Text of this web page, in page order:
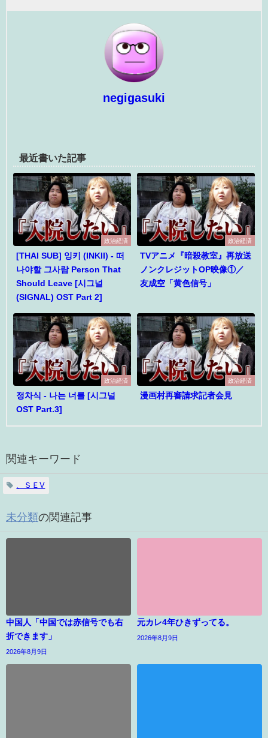
negigasuki
最近書いた記事
政治経済
[THAI SUB] 잉키 (INKII) - 떠
나야할 그사람 Person That
Should Leave [시그널
(SIGNAL) OST Part 2]
政治経済
TVアニメ『暗殺教室』再放送
ノンクレジットOP映像①／
友成空「黄色信号」
政治経済
정차식 - 나는 너를 [시그널
OST Part.3]
政治経済
漫画村再審請求記者会見
関連キーワード
、ＳＥV
未分類の関連記事
中国人「中国では赤信号でも右
折できます」
2026年8月9日
元カレ4年ひきずってる。
2026年8月9日